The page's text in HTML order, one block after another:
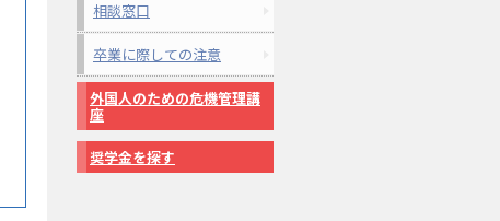
相談窓口
卒業に際しての注意
外国人のための危機管理講
座
奨学金を探す